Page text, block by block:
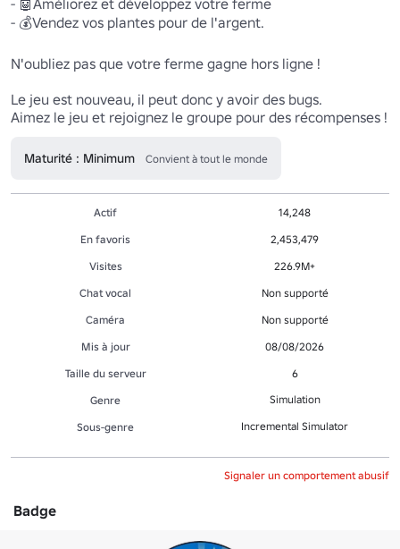
- 🤖Améliorez et développez votre ferme
- 💰Vendez vos plantes pour de l'argent.
N'oubliez pas que votre ferme gagne hors ligne !
Le jeu est nouveau, il peut donc y avoir des bugs.
Aimez le jeu et rejoignez le groupe pour des récompenses !
Maturité : Minimum Convient à tout le monde
Actif
14,248
En favoris
2,453,479
Visites
226.9M+
Chat vocal
Non supporté
Caméra
Non supporté
Mis à jour
08/08/2026
Taille du serveur
6
Genre
Simulation
Sous-genre Incremental Simulator
Signaler un comportement abusif
Badge